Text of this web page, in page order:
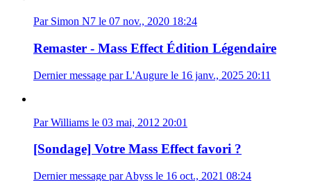
Par Simon N7 le 07 nov., 2020 18:24
Remaster - Mass Effect Édition Légendaire
Dernier message par L'Augure le 16 janv., 2025 20:11
Par Williams le 03 mai, 2012 20:01
[Sondage] Votre Mass Effect favori ?
Dernier message par Abyss le 16 oct., 2021 08:24